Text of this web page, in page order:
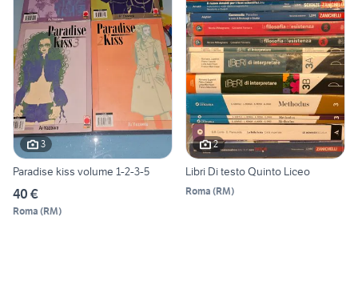
3
Paradise kiss volume 1-2-3-5
40 €
Roma (RM)
2
Libri Di testo Quinto Liceo
Roma (RM)